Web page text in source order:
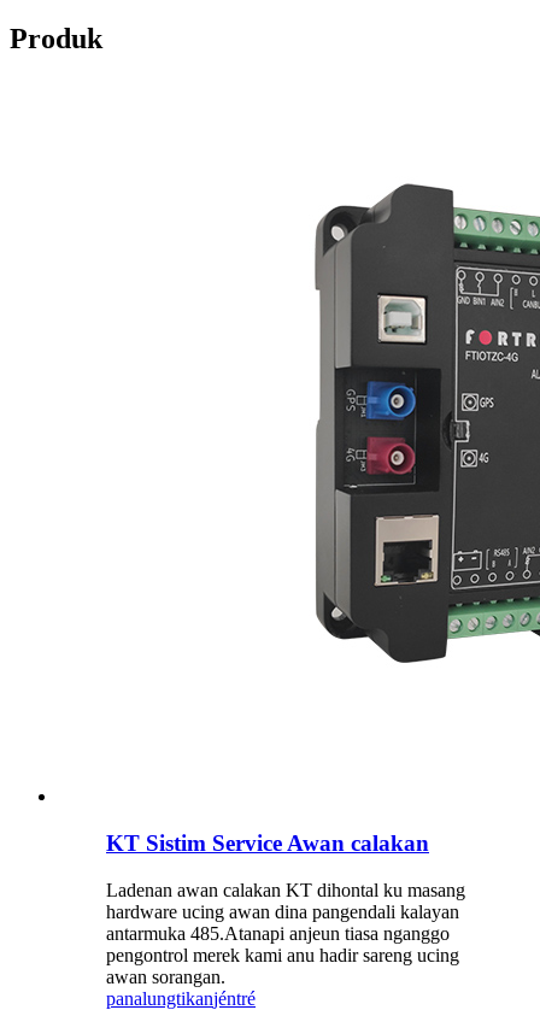
Produk
KT Sistim Service Awan calakan
Ladenan awan calakan KT dihontal ku masang
hardware ucing awan dina pangendali kalayan
antarmuka 485.Atanapi anjeun tiasa nganggo
pengontrol merek kami anu hadir sareng ucing
awan sorangan.
panalungtikanjéntré